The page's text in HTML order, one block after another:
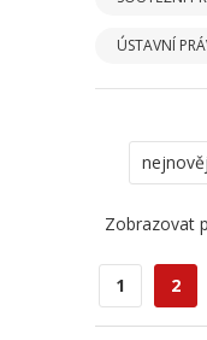
ÚSTAVNÍ
Zobrazovat
1 2